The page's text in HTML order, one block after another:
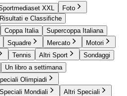
XXL
Foto
Risultati e Classifiche
Coppa Italia
Supercoppa Italiana
Squadre Mercato
Motori
Tennis Altri Sport
Sondaggi
Un libro a settimana
Olimpiadi
Speciali Mondiali Altri Speciali